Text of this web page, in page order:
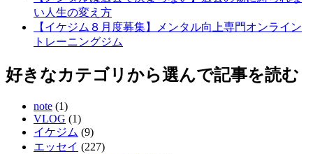
い人生の変え方
【イケジム８月度募集】メンタル向上専門オンライン
トレーニングジム
好きなカテゴリから選んで記事を読む
note (1)
VLOG (1)
イケジム (9)
エッセイ (227)